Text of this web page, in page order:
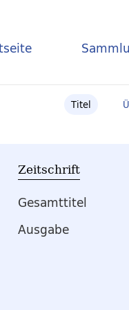
Titel
Zeitschrift
Gesamttitel
Ausgabe